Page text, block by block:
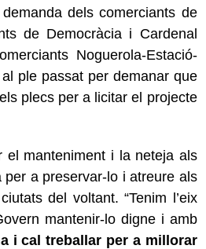
dels comerciants de
de Democràcia i Cardenal
Noguerola-Estació-
ple passat per demanar que
plecs per a licitar el projecte
el manteniment i la neteja als
per a preservar-lo i atreure als
del voltant. “Tenim l’eix
mantenir-lo digne i amb
i cal treballar per a millorar